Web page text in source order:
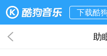
下载酷
助